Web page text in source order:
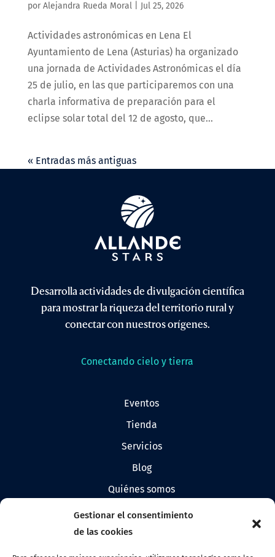
Gestionar el consentimiento
de las cookies
porAlejandra Rueda Moral| Jul 25, 2026
Actividades astronómicas en Lena El
Ayuntamiento de Lena (Asturias) ha organizado
una jornada de Actividades Astronómicas el día
25 de julio, en las que participaremos con una
charla informativa de preparación para el
eclipse solar total del 12 de agosto, que...
« Entradas más antiguas
Desarrolla actividades de divulgación científica
para mostrar la riqueza del territorio rural y
conectar con nuestros orígenes.
Conectando cielo y tierra
eventos
tienda
servicios
blog
quiénes somos
prensa
logos de allandestars